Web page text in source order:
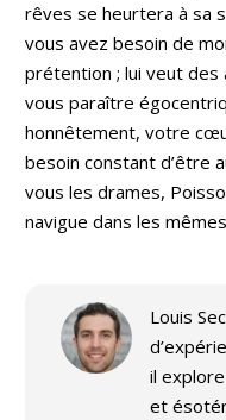
rêves se heurtera à sa
vous avez besoin de
prétention ; lui veut des
vous paraître
honnêtement, votre
besoin constant d’être
vous les drames,
navigue dans les
Louis
il
et